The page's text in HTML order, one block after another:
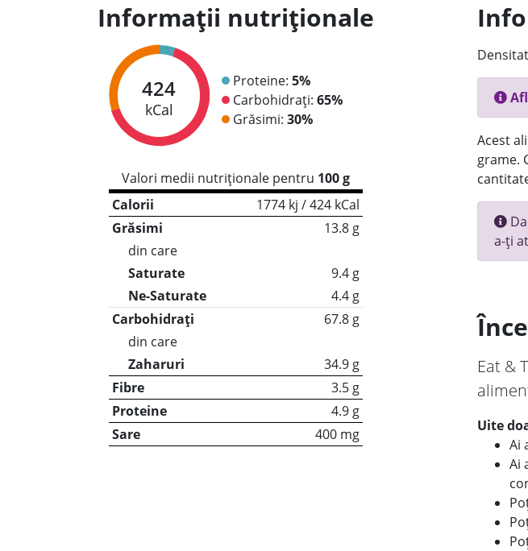
Informații nutriționale
424
kCal
Proteine: 5%
Carbohidrați: 65%
Grăsimi: 30%
Valori medii nutriționale pentru 100 g
Calorii
1774 kj / 424 kCal
Grăsimi
13.8 g
din care
Saturate
9.4 g
Ne-Saturate
4.4 g
Carbohidrați
67.8 g
din care
Zaharuri
34.9 g
Fibre
3.5 g
Proteine
4.9 g
Sare
400 mg
Acest
grame.
a-ți
Eat &
Uite
Ai
Ai